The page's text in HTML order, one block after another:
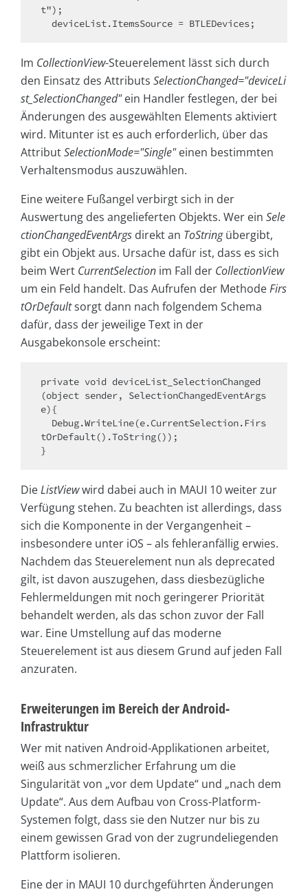
t");
Im CollectionView-Steuerelement lässt sich durch
den Einsatz des Attributs SelectionChanged="deviceLi
st_SelectionChanged"ein Handler festlegen, der bei
Änderungen des ausgewählten Elements aktiviert
wird. Mitunter ist es auch erforderlich, über das
AttributSelectionMode="Single"einen bestimmten
Verhaltensmodus auszuwählen.
Eine weitere Fußangel verbirgt sich in der
Auswertung des angelieferten Objekts. Wer ein Sele
ctionChangedEventArgs direkt an ToStringübergibt,
gibt ein Objekt aus. Ursache dafür ist, dass es sich
beim Wert CurrentSelection im Fall der CollectionView
um ein Feld handelt. Das Aufrufen der MethodeFirs
tOrDefaultsorgt dann nach folgendem Schema
dafür, dass der jeweilige Text in der
Ausgabekonsole erscheint:
private void deviceList_SelectionChanged
(object sender, SelectionChangedEventArgs
e){
tOrDefault().ToString());
DieListViewwird dabei auch in MAUI 10 weiter zur
Verfügung stehen. Zu beachten ist allerdings, dass
sich die Komponente in der Vergangenheit –
insbesondere unter iOS – als fehleranfällig erwies.
Nachdem das Steuerelement nun als deprecated
gilt, ist davon auszugehen, dass diesbezügliche
Fehlermeldungen mit noch geringerer Priorität
behandelt werden, als das schon zuvor der Fall
war. Eine Umstellung auf das moderne
Steuerelement ist aus diesem Grund auf jeden Fall
anzuraten.
Erweiterungen im Bereich der Android-
Infrastruktur
Wer mit nativen Android-Applikationen arbeitet,
weiß aus schmerzlicher Erfahrung um die
Singularität von „vor dem Update“ und „nach dem
Update“. Aus dem Aufbau von Cross-Platform-
Systemen folgt, dass sie den Nutzer nur bis zu
einem gewissen Grad von der zugrundeliegenden
Plattform isolieren.
Eine der in MAUI 10 durchgeführten Änderungen